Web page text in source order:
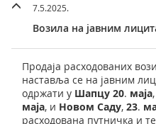
7.5.2025.
Возила на јавним
Продаја расходованих
наставља се на јавним
одржати у Шапцу 20. маја,
маја, и Новом Саду, 23.
расходована путничка и